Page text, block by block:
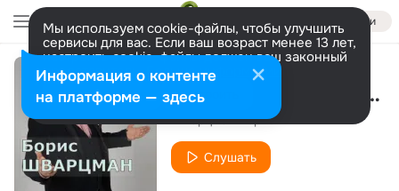
Войти
Мы используем cookie-файлы, чтобы улучшить
сервисы для вас. Если ваш возраст менее 13 лет,
настроить cookie-файлы должен ваш законный
представитель. Больше информации
Разрешить все Настроить Пою для вас, друзья мои!
Шварцман Борис
Слушать
Информация о контенте
на платформе — здесь